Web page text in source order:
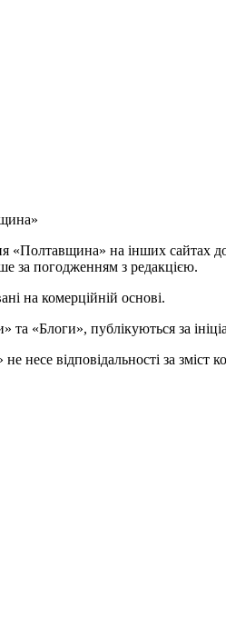
«Полтавщина» на інших сайтах
за погодженням з редакцією.
на комерційній основі.
та «Блоги», публікуються за
несе відповідальності за зміст